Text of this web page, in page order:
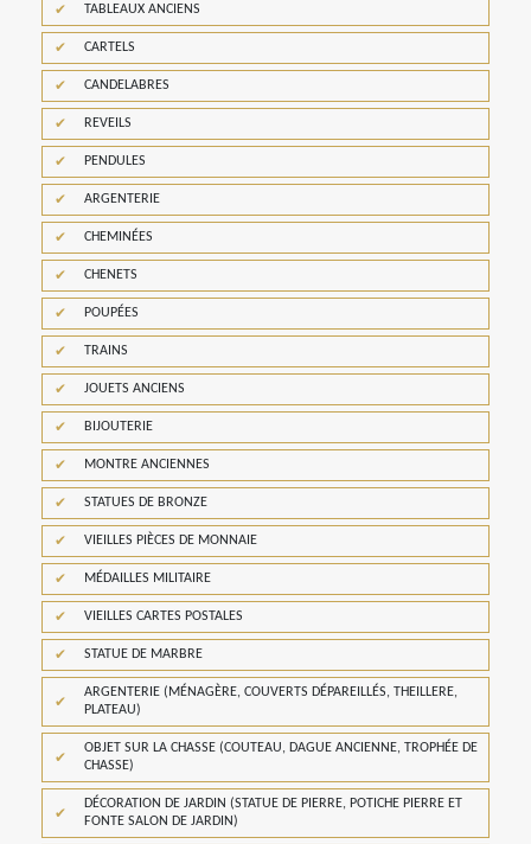
TABLEAUX ANCIENS
CARTELS
CANDELABRES
REVEILS
PENDULES
ARGENTERIE
CHEMINÉES
CHENETS
POUPÉES
TRAINS
JOUETS ANCIENS
BIJOUTERIE
MONTRE ANCIENNES
STATUES DE BRONZE
VIEILLES PIÈCES DE MONNAIE
MÉDAILLES MILITAIRE
VIEILLES CARTES POSTALES
STATUE DE MARBRE
ARGENTERIE (MÉNAGÈRE, COUVERTS DÉPAREILLÉS, THEILLERE,
PLATEAU)
OBJET SUR LA CHASSE (COUTEAU, DAGUE ANCIENNE, TROPHÉE DE
CHASSE)
DÉCORATION DE JARDIN (STATUE DE PIERRE, POTICHE PIERRE ET
FONTE SALON DE JARDIN)